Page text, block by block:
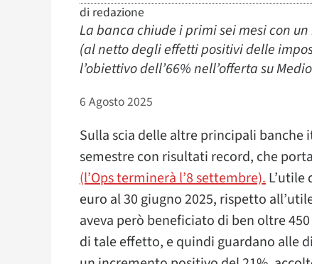
di redazione
La banca chiude i primi sei mesi con
(al netto degli effetti positivi delle
l’obiettivo dell’66% nell’offerta su
6 Agosto 2025
Sulla scia delle altre principali banche
semestre con risultati record, che
(l’Ops terminerà l’8 settembre).
euro al 30 giugno 2025, rispetto
aveva però beneficiato di ben oltre
di tale effetto, e quindi guardano alle